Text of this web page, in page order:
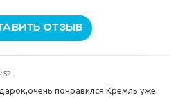
ОТЗЫВ
понравился.Кремль уже